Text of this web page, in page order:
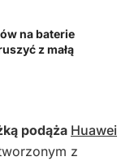
na baterie
z małą
podąża Huawei
z